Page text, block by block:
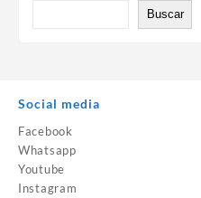
Buscar
Social media
Facebook
Whatsapp
Youtube
Instagram